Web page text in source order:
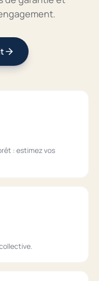
: estimez vos